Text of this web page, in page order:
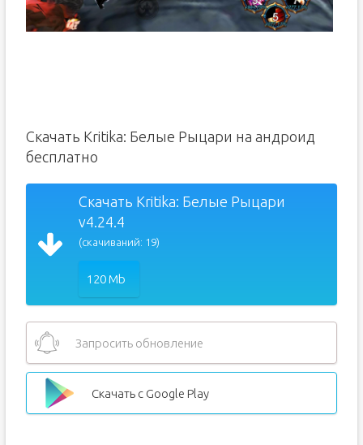
Скачать Kritika: Белые Рыцари на андроид
бесплатно
Скачать Kritika: Белые Рыцари
v4.24.4
(скачиваний: 19)
120 Mb
Запросить обновление
Скачать с Google Play